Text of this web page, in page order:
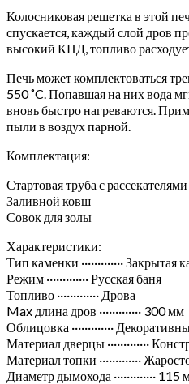
Колосниковая решетка в этой
спускается, каждый слой дров
высокий КПД, топливо
Печь может комплектоваться
550 ˚C. Попавшая на них вода
вновь быстро нагреваются.
пыли в воздух парной.
Комплектация:
Стартовая труба с рассекателями
Заливной ковш
Совок для золы
Характеристики:
Тип каменки ············· Закрытая
Режим ············· Русская баня
Топливо ············· Дрова
Max длина дров ············· 300 мм
Облицовка ·············
Материал дверцы ·············
Материал топки ·············
Диаметр дымохода ············· 115